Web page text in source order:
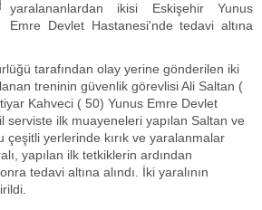
yaralananlardan ikisi Eskişehir Yunus
Emre Devlet Hastanesi'nde tedavi altına
tarafından olay yerine gönderilen iki
treninin güvenlik görevlisi Ali Saltan (
Kahveci ( 50) Yunus Emre Devlet
serviste ilk muayeneleri yapılan Saltan ve
çeşitli yerlerinde kırık ve yaralanmalar
yapılan ilk tetkiklerin ardından
tedavi altına alındı. İki yaralının